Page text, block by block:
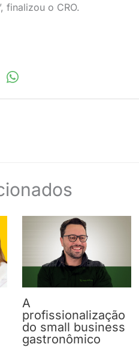
finalizou o CRO.
A
profissionalização
do small business
gastronômico